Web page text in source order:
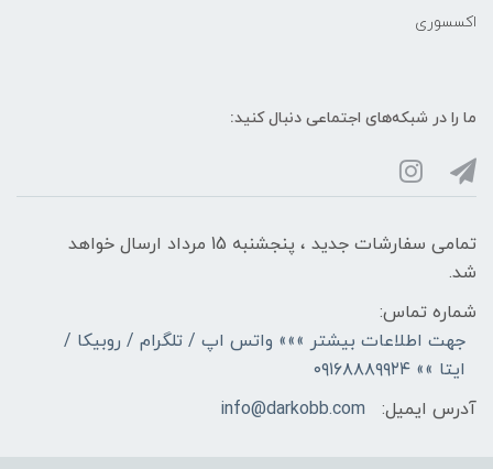
اکسسوری
ما را در شبکه‌های اجتماعی دنبال کنید:
تمامی سفارشات جدید ، پنجشنبه 15 مرداد ارسال خواهد
شد.
شماره تماس:
جهت اطلاعات بیشتر »»» واتس اپ / تلگرام / روبیکا /
ایتا »» ۰۹۱۶۸۸۸۹۹۲۴
آدرس ایمیل:
info@darkobb.com